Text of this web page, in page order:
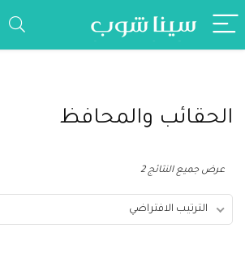
الحقائب والمحافظ
عرض جميع النتائج 2
الترتيب الافتراضي